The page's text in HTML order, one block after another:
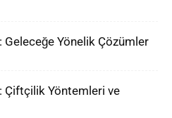
Yönelik Çözümler
Çiftçilik Yöntemleri ve